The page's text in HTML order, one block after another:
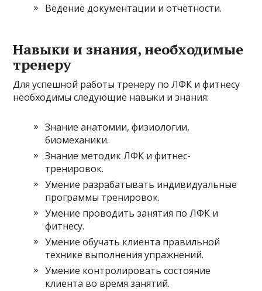
Ведение документации и отчетности.
Навыки и знания, необходимые
тренеру
Для успешной работы тренеру по ЛФК и фитнесу
необходимы следующие навыки и знания:
Знание анатомии, физиологии,
биомеханики.
Знание методик ЛФК и фитнес-
тренировок.
Умение разрабатывать индивидуальные
программы тренировок.
Умение проводить занятия по ЛФК и
фитнесу.
Умение обучать клиента правильной
технике выполнения упражнений.
Умение контролировать состояние
клиента во время занятий.